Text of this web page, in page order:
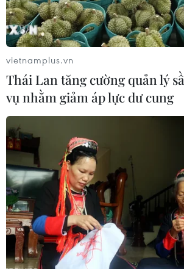
đưa ra quyết định rút quân khỏi Syria
định đúng đắn.
Ông Trump khẳng định Mỹ
vietnamplus.vn
Thái Lan tăng cường quản lý
vụ nhằm giảm áp lực dư cung